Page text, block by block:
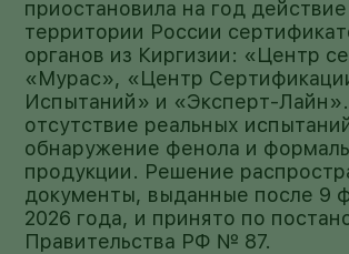
приостановила на год
территории России
органов из Киргизии: «Центр
«Мурас», «Центр
Испытаний» и «Эксперт-
отсутствие реальных
обнаружение фенола и
продукции. Решение
документы, выданные после 9
2026 года, и принято по
Правительства РФ № 87.